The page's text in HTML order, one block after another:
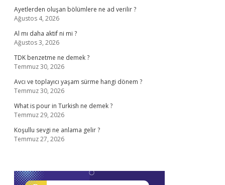
Ayetlerden oluşan bölümlere ne ad verilir ?
Ağustos 4, 2026
Al mı daha aktif ni mi ?
Ağustos 3, 2026
TDK benzetme ne demek ?
Temmuz 30, 2026
Avcı ve toplayıcı yaşam sürme hangi dönem ?
Temmuz 30, 2026
What is pour in Turkish ne demek ?
Temmuz 29, 2026
Koşullu sevgi ne anlama gelir ?
Temmuz 27, 2026